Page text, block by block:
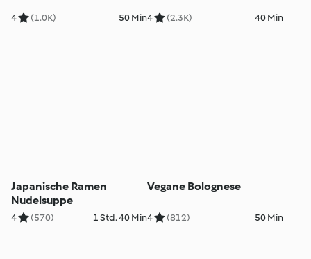
4 (1.0K) 50 Min4 (2.3K) 40 Min
Japanische Ramen
Nudelsuppe
4 (570) 1 Std. 40 Min
Vegane Bolognese
4 (812) 50 Min